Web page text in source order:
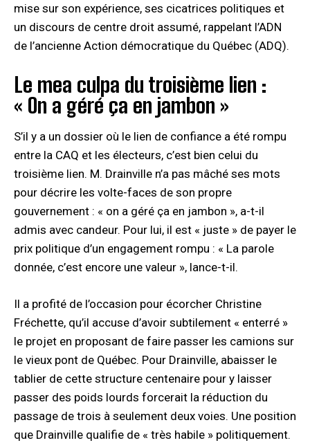
mise sur son expérience, ses cicatrices politiques et
un discours de centre droit assumé, rappelant l’ADN
de l’ancienne Action démocratique du Québec (ADQ).
Le mea culpa du troisième lien :
« On a géré ça en jambon »
S’il y a un dossier où le lien de confiance a été rompu
entre la CAQ et les électeurs, c’est bien celui du
troisième lien. M. Drainville n’a pas mâché ses mots
pour décrire les volte-faces de son propre
gouvernement : « on a géré ça en jambon », a-t-il
admis avec candeur. Pour lui, il est « juste » de payer le
prix politique d’un engagement rompu : « La parole
donnée, c’est encore une valeur », lance-t-il.
Il a profité de l’occasion pour écorcher Christine
Fréchette, qu’il accuse d’avoir subtilement « enterré »
le projet en proposant de faire passer les camions sur
le vieux pont de Québec. Pour Drainville, abaisser le
tablier de cette structure centenaire pour y laisser
passer des poids lourds forcerait la réduction du
passage de trois à seulement deux voies. Une position
que Drainville qualifie de « très habile » politiquement.